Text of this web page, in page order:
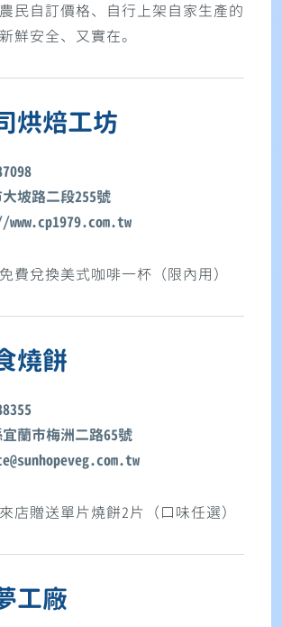
民自訂價格、自行上架自家生產的
鮮安全、又實在。
烘焙工坊
坡路二段255號
費兌換美式咖啡一杯（限內用）
燒餅
蘭市梅洲二路65號
店贈送單片燒餅2片（口味任選）
工廠